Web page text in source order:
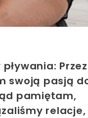
swoją pasją
pamiętam,
relacje,